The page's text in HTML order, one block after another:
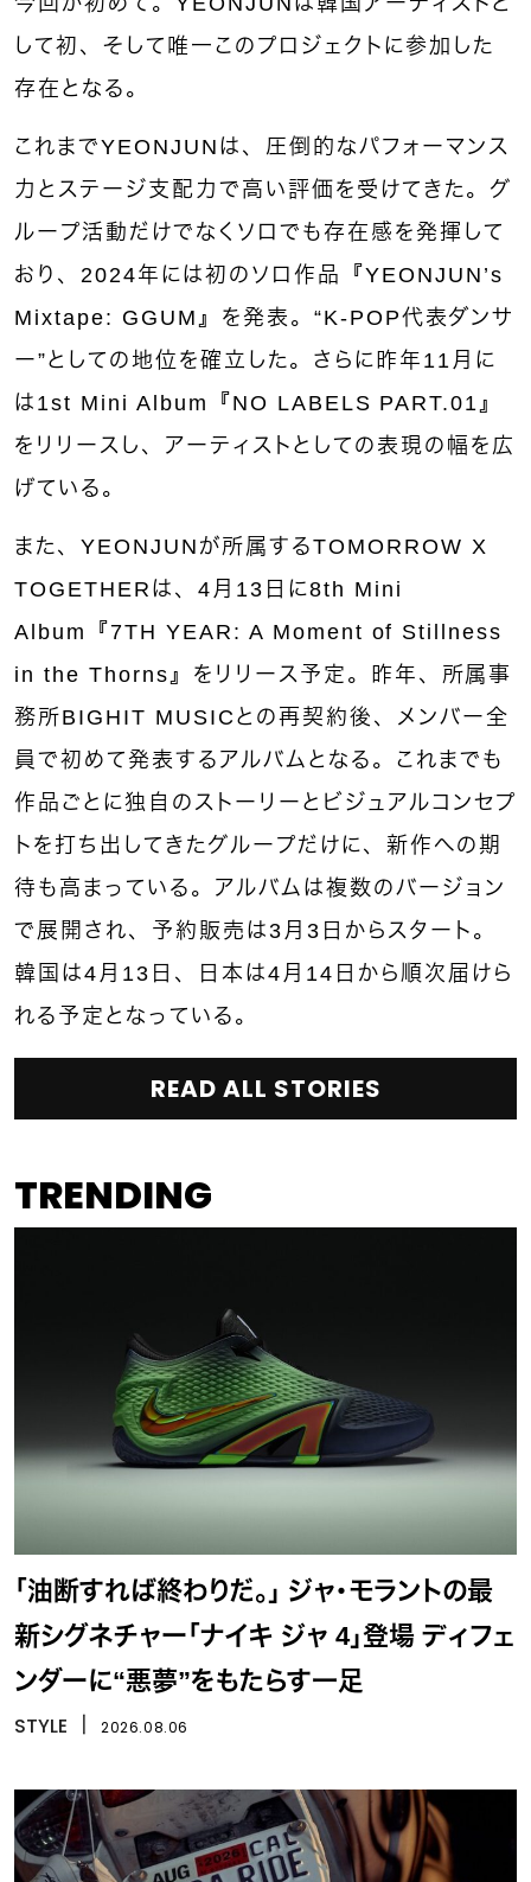
して初、そして唯一このプロジェクトに参加した
存在となる。
これまでYEONJUNは、圧倒的なパフォーマンス
力とステージ支配力で高い評価を受けてきた。グ
ループ活動だけでなくソロでも存在感を発揮して
おり、2024年には初のソロ作品『YEONJUN’s
Mixtape: GGUM』を発表。“K-POP代表ダンサ
ー”としての地位を確立した。さらに昨年11月に
は1st Mini Album『NO LABELS PART.01』
をリリースし、アーティストとしての表現の幅を広
げている。
また、YEONJUNが所属するTOMORROW X
TOGETHERは、4月13日に8th Mini
Album『7TH YEAR: A Moment of Stillness
in the Thorns』をリリース予定。昨年、所属事
務所BIGHIT MUSICとの再契約後、メンバー全
員で初めて発表するアルバムとなる。これまでも
作品ごとに独自のストーリーとビジュアルコンセプ
トを打ち出してきたグループだけに、新作への期
待も高まっている。アルバムは複数のバージョン
で展開され、予約販売は3月3日からスタート。
韓国は4月13日、日本は4月14日から順次届けら
れる予定となっている。
READ ALL STORIES
TRENDING
「油断すれば終わりだ。」 ジャ・モラントの最
新シグネチャー「ナイキ ジャ 4」登場 ディフェ
ンダーに“悪夢”をもたらす一足
STYLE 2026.08.06